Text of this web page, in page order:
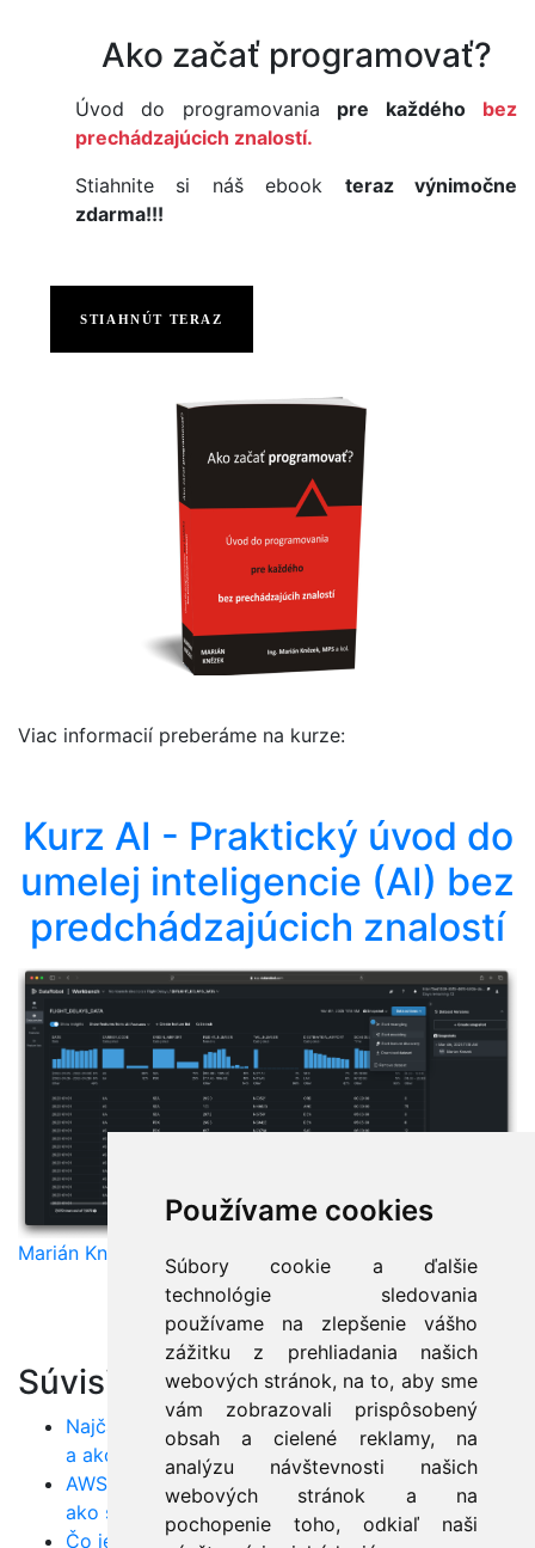
Používame cookies
Súbory cookie a ďalšie
technológie sledovania
používame na zlepšenie vášho
zážitku z prehliadania našich
webových stránok, na to, aby sme
vám zobrazovali prispôsobený
obsah a cielené reklamy, na
analýzu návštevnosti našich
webových stránok a na
pochopenie toho, odkiaľ naši
Ako začať programovať?
Úvod do programovania pre každého
bez
prechádzajúcich znalostí.
Stiahnite si náš ebook teraz výnimočne
zdarma!!!
STIAHNÚT TERAZ
Viac informacií preberáme na kurze:
Kurz AI - Praktický úvod do
umelej inteligencie (AI) bez
predchádzajúcich znalostí
Marián Knězek
Súvisiace články:
Najčastejšie chyby pri implementácii AI projektov
a ako sa im vyhnúť
AWS pre začiatočníkov: Čo to je, na čo slúži a
ako s ním začať?
Čo je AWS SageMaker? Úvod do strojového